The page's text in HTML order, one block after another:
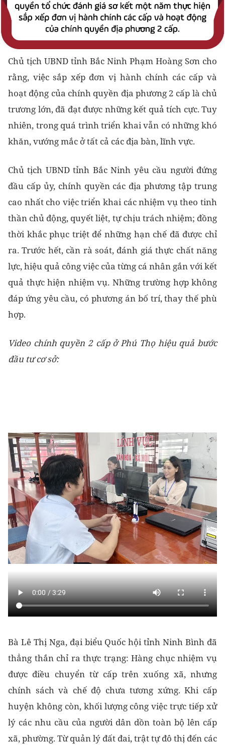
Chủ tịch UBND tỉnh Bắc Ninh Phạm Hoàng Sơn cho
rằng, việc sắp xếp đơn vị hành chính các cấp và
hoạt động của chính quyền địa phương 2 cấp là chủ
trương lớn, đã đạt được những kết quả tích cực. Tuy
nhiên, trong quá trình triển khai vẫn có những khó
khăn, vướng mắc ở tất cả các địa bàn, lĩnh vực.
Chủ tịch UBND tỉnh Bắc Ninh yêu cầu người đứng
đầu cấp ủy, chính quyền các địa phương tập trung
cao nhất cho việc triển khai các nhiệm vụ theo tinh
thần chủ động, quyết liệt, tự chịu trách nhiệm; đồng
thời khắc phục triệt để những hạn chế đã được chỉ
ra. Trước hết, cần rà soát, đánh giá thực chất năng
lực, hiệu quả công việc của từng cá nhân gắn với kết
quả thực hiện nhiệm vụ. Những trường hợp không
đáp ứng yêu cầu, có phương án bố trí, thay thế phù
hợp.
Video chính quyền 2 cấp ở Phú Thọ hiệu quả bước
đầu tư cơ sở:
Bà Lê Thị Nga, đại biểu Quốc hội tỉnh Ninh Bình đã
thẳng thắn chỉ ra thực trạng: Hàng chục nhiệm vụ
được điều chuyển từ cấp trên xuống xã, nhưng
chính sách và chế độ chưa tương xứng. Khi cấp
huyện không còn, khối lượng công việc trực tiếp xử
lý các nhu cầu của người dân dồn toàn bộ lên cấp
xã, phường. Từ quản lý đất đai, trật tự đô thị đến các